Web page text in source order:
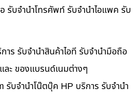
รับจำนำโทรศัพท์ รับจำนำไอแพค รับ
าร รับจำนำสินค้าไอที รับจำนำมือถือ
ละ ของแบรนด์เนมต่างๆ
รับจำนำโน๊ตบุ๊ค HP บริการ รับจำนำ